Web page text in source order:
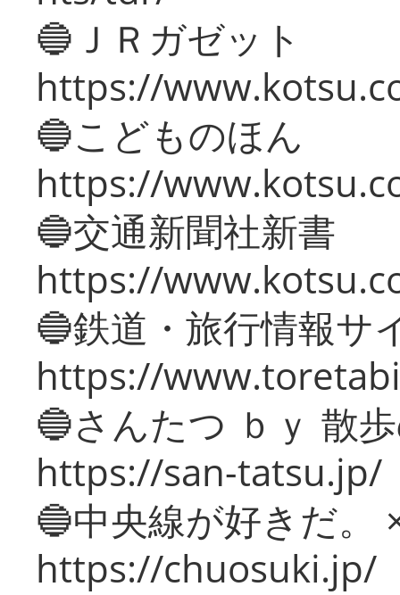
🔵ＪＲガゼット
https://
🔵こどものほん
https://
🔵交通新聞社新書
https://
🔵鉄道・旅行情報サ
https://
🔵さんたつ ｂｙ 散
https://san-tatsu.jp/
🔵中央線が好きだ。
https://chuosuki.jp/